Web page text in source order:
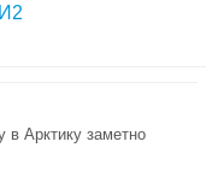
в Арктику заметно